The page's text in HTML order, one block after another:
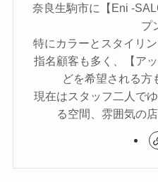
奈良生駒市に【Eni -
プ
特にカラーとスタイリ
指名顧客も多く、【ア
どを希望される方
現在はスタッフ二人で
る空間、雰囲気の